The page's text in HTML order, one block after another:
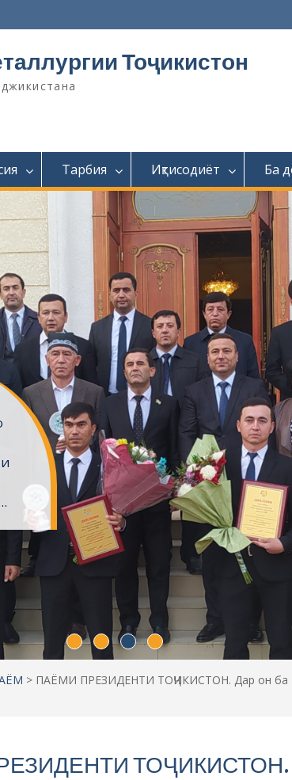
Тоҷикистон
Тарбия Иқтисодиёт Ба
> ПАЁМИ ПРЕЗИДЕНТИ ТОҶИКИСТОН. Дар он ба
ТОҶИКИСТОН.